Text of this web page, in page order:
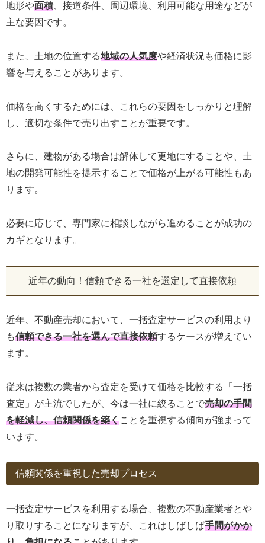
地形や面積 、接道条件、周辺環境、利用可能な用途などが
主な要因です。
また、土地の位置する地域の人気度や経済状況も価格に影
響を与えることがあります。
価格を高くするためには、これらの要因をしっかりと理解
し、適切な条件で売り出すことが重要です。
さらに、建物がある場合は解体して更地にすることや、土
地の開発可能性を提示することで価格が上がる可能性もあ
ります。
必要に応じて、専門家に相談しながら進めることが成功の
カギとなります。
近年の動向！信頼できる一社を選定して直接依頼
近年、不動産売却において、一括査定サービスの利用より
も信頼できる一社を選んで直接依頼するケースが増えてい
ます。
従来は複数の業者から査定を受けて価格を比較する「一括
査定」が主流でしたが、今は一社に絞ることで売却の手間
を軽減し、信頼関係を築くことを重視する傾向が強まって
います。
信頼関係を重視した売却プロセス
一括査定サービスを利用する場合、複数の不動産業者とや
り取りすることになりますが、これはしばしば手間がかか